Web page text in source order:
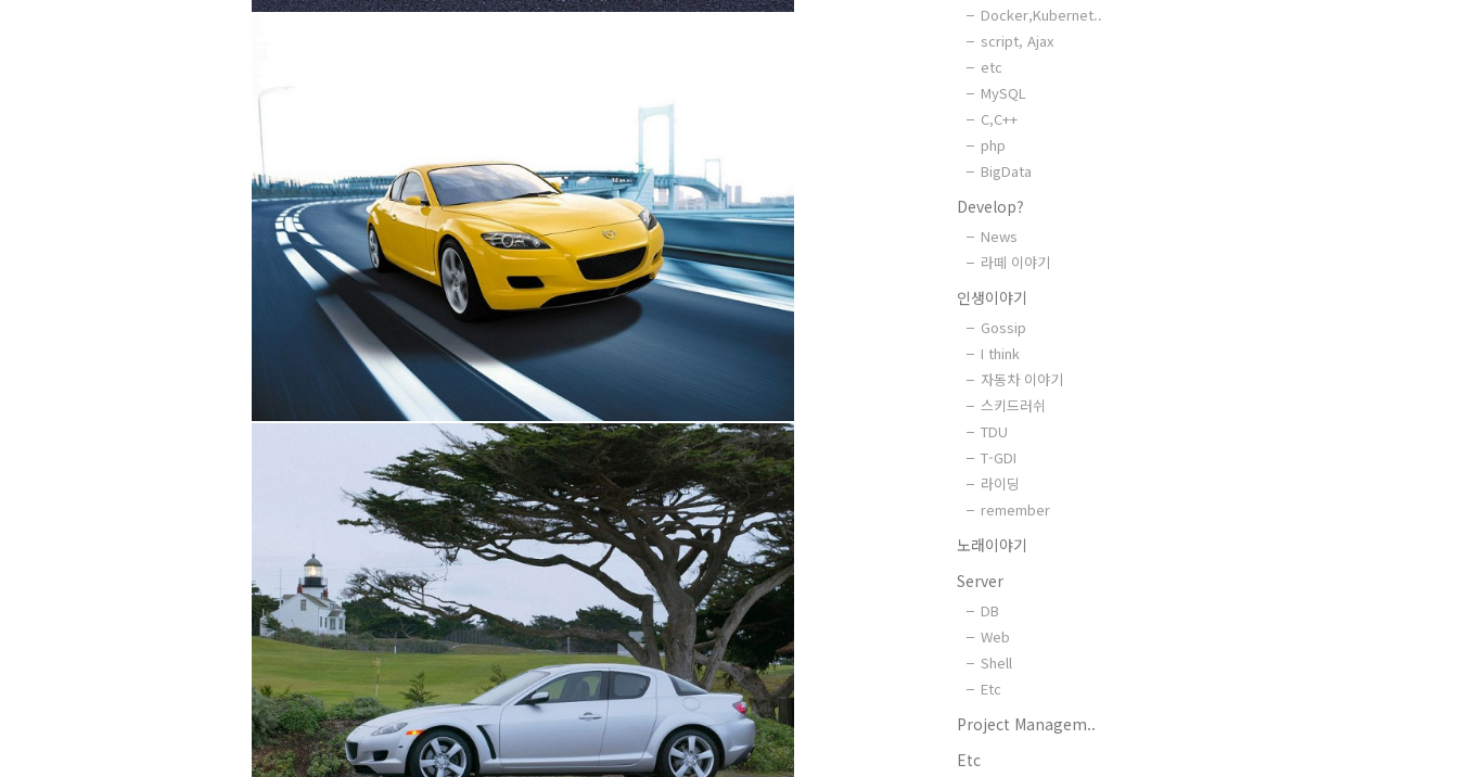
Docker,Kubernet..
script, Ajax
etc
MySQL
C,C++
php
BigData
Develop?
News
라떼 이야기
인생이야기
Gossip
I think
자동차 이야기
스키드러쉬
TDU
T-GDI
라이딩
remember
노래이야기
Server
DB
Web
Shell
Etc
Project Managem..
Etc